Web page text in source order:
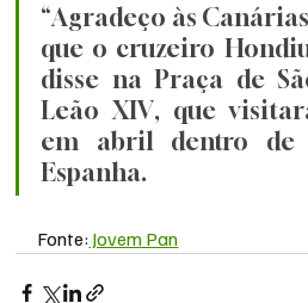
“Agradeço às
que o cruzeiro
disse na Praça de
Leão XIV, que
em abril dentro de
Espanha.
Fonte: Jovem Pan